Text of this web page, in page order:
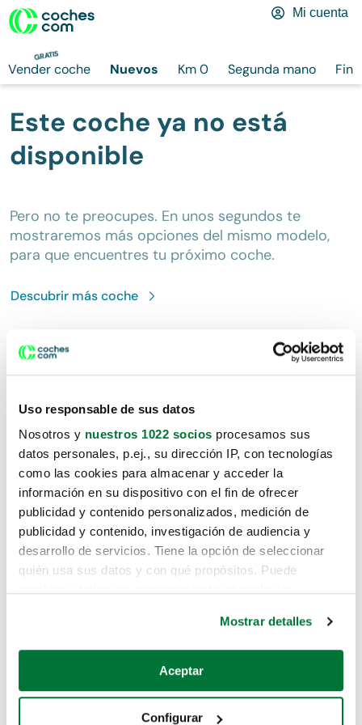
Uso responsable de sus datos
Nosotros y nuestros 1022 socios procesamos sus
datos personales, p.ej., su dirección IP, con tecnologías
como las cookies para almacenar y acceder la
información en su dispositivo con el fin de ofrecer
publicidad y contenido personalizados, medición de
publicidad y contenido, investigación de audiencia y
desarrollo de servicios. Tiene la opción de seleccionar
quién usa sus datos y con qué propósitos. Puede
Si lo permite, también quisiéramos:
Recopilar información sobre su ubicación geográfica
Mostrar detalles
Aceptar
Configurar
GRATIS
Vender coche Nuevos Km 0 Segunda mano
Mi cuenta
Este coche ya no está
disponible
Pero no te preocupes. En unos segundos te
mostraremos más opciones del mismo modelo,
para que encuentres tu próximo coche.
Descubrir máscoche